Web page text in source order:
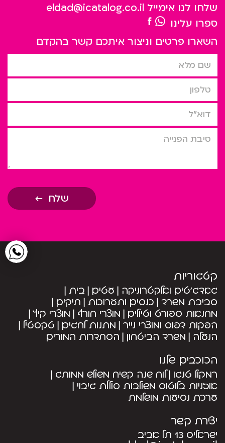
שלחו לנו אימייל eldad@icatalog.co.il
ספרו עלינו
השארו פרטים וניצור איתכם קשר בהקדם
שם מלא
טלפון
דוא”ל
סיבת הפניה
שלח
קטגוריות
גאדג’טים ואלקטרוניקה עטים בית
סביבת משרד כנסים ותערוכות תיקים
מחנאות ספורט וטיולים מוצרי חורף מוצרי קיץ
הפקות דפוס ומוצרי נייר מתנות לחגים טקסטיל
הנעלה משרד הביטחון הסתדרות המורים
הכוכבים שלנו
רמקול טנגו לוח שנה קשיח משולש ממותג
אוזניות בלוטוס משולבות סוללת גיבוי
ערכת נסיעות מושלמת
יצירת קשר
ישראליס 13 תל אביב